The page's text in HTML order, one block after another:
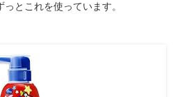
とこれを使っています。